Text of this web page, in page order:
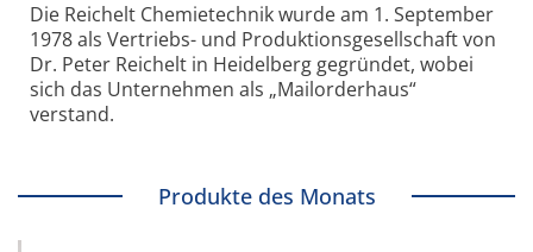
Die Reichelt Chemietechnik wurde am 1. September
1978 als Vertriebs- und Produktionsgesellschaft von
Dr. Peter Reichelt in Heidelberg gegründet, wobei
sich das Unternehmen als „Mailorderhaus“
verstand.
Produkte des Monats